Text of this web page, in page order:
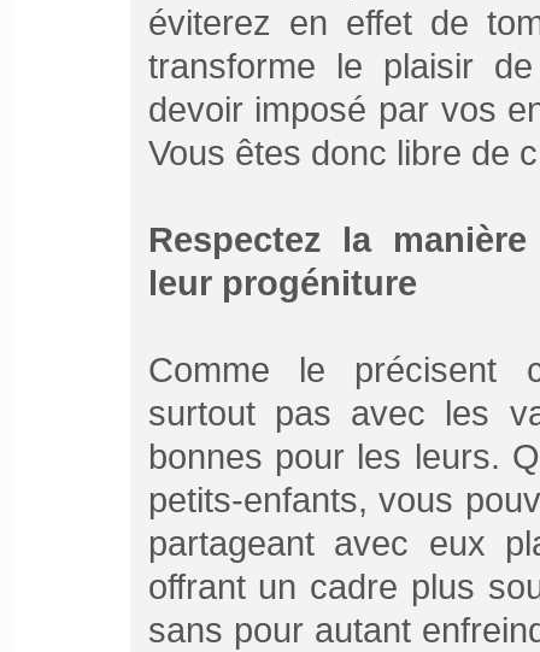
éviterez en effet de
transforme le plaisir
devoir imposé par vos
Vous êtes donc libre de
Respectez la
leur progéniture
Comme le précisent
surtout pas avec les
bonnes pour les leurs.
petits-enfants, vous
partageant avec eux
offrant un cadre plus
sans pour autant